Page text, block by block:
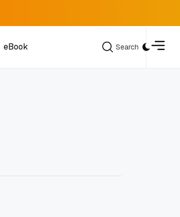
eBook
Search